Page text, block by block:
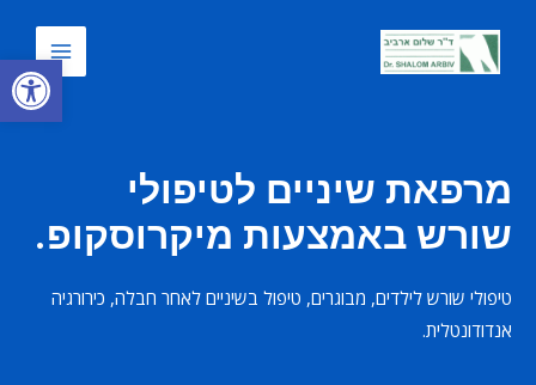
פתח
מרפאת שיניים לטיפולי
שורש באמצעות מיקרוסקופ.
טיפולי שורש לילדים, מבוגרים, טיפול בשיניים לאחר חבלה, כירורגיה
אנדודונטלית.